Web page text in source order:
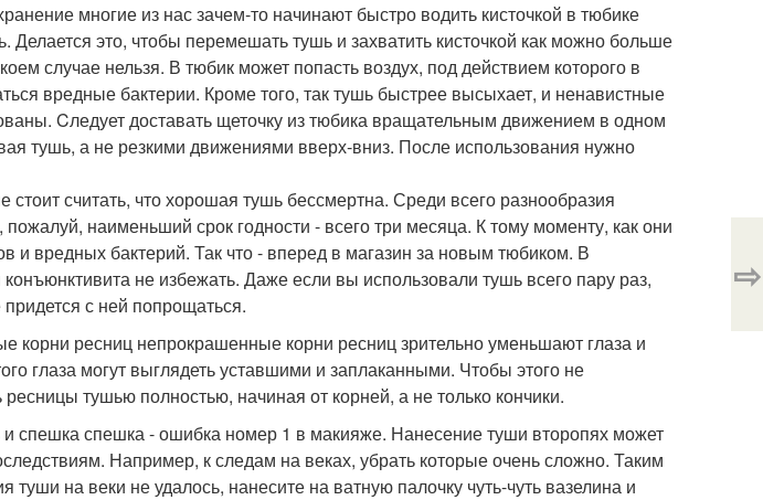
многие из нас зачем-то начинают быстро водить кисточкой в тюбике
Делается это, чтобы перемешать тушь и захватить кисточкой как можно больше
случае нельзя. В тюбик может попасть воздух, под действием которого в
вредные бактерии. Кроме того, так тушь быстрее высыхает, и ненавистные
Cледует доставать щеточку из тюбика вращательным движением в одном
тушь, а не резкими движениями вверх-вниз. После использования нужно
считать, что хорошая тушь бессмертна. Среди всего разнообразия
пожалуй, наименьший срок годности - всего три месяца. К тому моменту, как они
и вредных бактерий. Так что - вперед в магазин за новым тюбиком. В
не избежать. Даже если вы использовали тушь всего пару раз,
с ней попрощаться.
ресниц непрокрашенные корни ресниц зрительно уменьшают глаза и
глаза могут выглядеть уставшими и заплаканными. Чтобы этого не
тушью полностью, начиная от корней, а не только кончики.
спешка спешка - ошибка номер 1 в макияже. Нанесение туши второпях может
Например, к следам на веках, убрать которые очень сложно. Таким
туши на веки не удалось, нанесите на ватную палочку чуть-чуть вазелина и
⇨